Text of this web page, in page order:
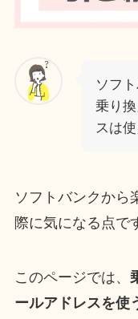
ソフ
乗り
スは
ソフトバンクから
際に気になる点で
このページでは、
ールアドレスを使